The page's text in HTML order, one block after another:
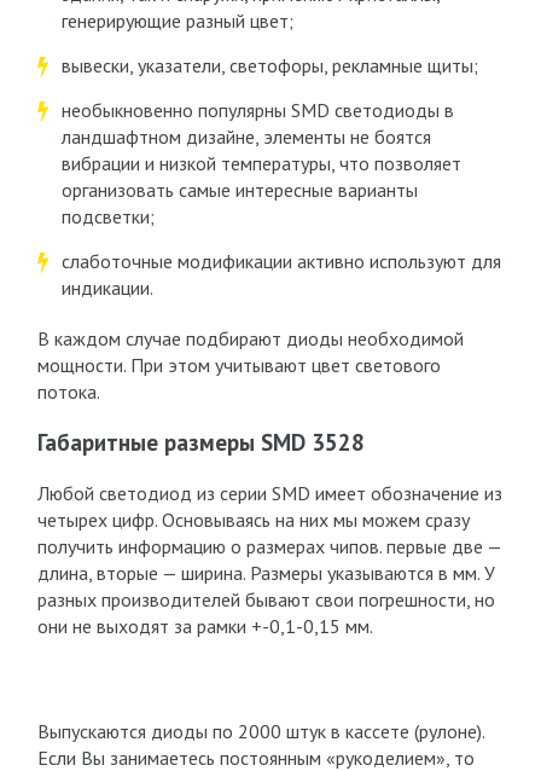
генерирующие разный цвет;
вывески, указатели, светофоры, рекламные щиты;
необыкновенно популярны SMD светодиоды в
ландшафтном дизайне, элементы не боятся
вибрации и низкой температуры, что позволяет
организовать самые интересные варианты
подсветки;
слаботочные модификации активно используют для
индикации.
В каждом случае подбирают диоды необходимой
мощности. При этом учитывают цвет светового
потока.
Габаритные размеры SMD 3528
Любой светодиод из серии SMD имеет обозначение из
четырех цифр. Основываясь на них мы можем сразу
получить информацию о размерах чипов. первые две —
длина, вторые — ширина. Размеры указываются в мм. У
разных производителей бывают свои погрешности, но
они не выходят за рамки +-0,1-0,15 мм.
Выпускаются диоды по 2000 штук в кассете (рулоне).
Если Вы занимаетесь постоянным «рукоделием», то